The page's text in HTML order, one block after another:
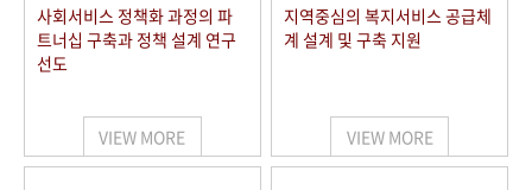
사회서비스 정책화 과정의 파
트너십 구축과 정책 설계 연구
선도
VIEW MORE
지역중심의 복지서비스 공급체
계 설계 및 구축 지원
VIEW MORE